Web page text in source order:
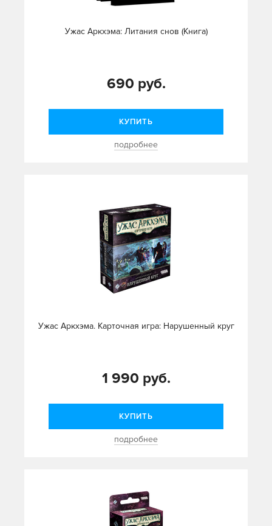
Ужас Аркхэма: Литания снов (Книга)
690 руб.
КУПИТЬ
подробнее
Ужас Аркхэма. Карточная игра: Нарушенный круг
1 990 руб.
КУПИТЬ
подробнее